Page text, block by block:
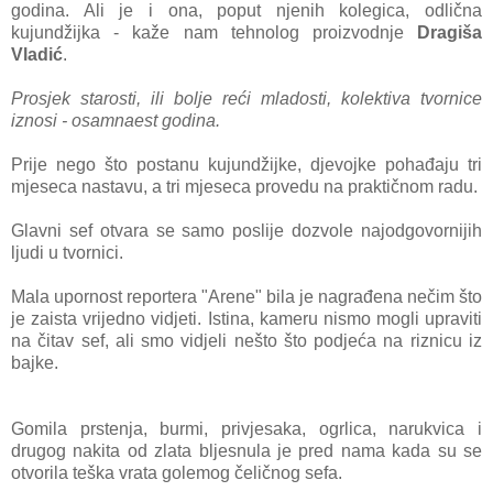
godina. Ali je i ona, poput njenih kolegica, odlična
kujundžijka - kaže nam tehnolog proizvodnje
Dragiša
Vladić.
Prosjek starosti, ili bolje reći mladosti, kolektiva tvornice
iznosi - osamnaest godina.
Prije nego što postanu kujundžijke, djevojke pohađaju tri
mjeseca nastavu, a tri mjeseca provedu na praktičnom radu.
Glavni sef otvara se samo poslije dozvole najodgovornijih
ljudi u tvornici.
Mala upornost reportera "Arene" bila je nagrađena nečim što
je zaista vrijedno vidjeti. Istina, kameru nismo mogli upraviti
na čitav sef, ali smo vidjeli nešto što podjeća na riznicu iz
bajke.
Gomila prstenja, burmi, privjesaka, ogrlica, narukvica i
drugog nakita od zlata bljesnula je pred nama kada su se
otvorila teška vrata golemog čeličnog sefa.